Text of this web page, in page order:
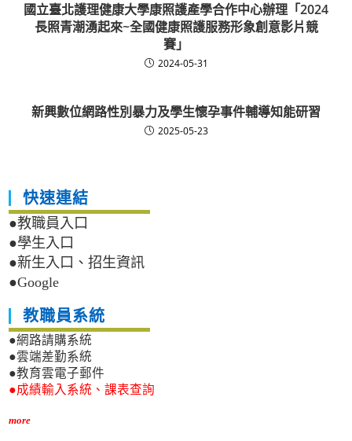
國立臺北護理健康大學康照護產學合作中心辦理「2024
長照青潮湧起來~全國健康照護服務形象創意影片競
賽」
2024-05-31
新興數位網路性別暴力及學生懷孕事件輔導知能研習
2025-05-23
快速連結
●教職員入口
●學生入口
●新生入口、招生資訊
●Google
教職員系統
●網路請購系統
●雲端差勤系統
●教育雲電子郵件
●成績輸入系統、課表查詢
more